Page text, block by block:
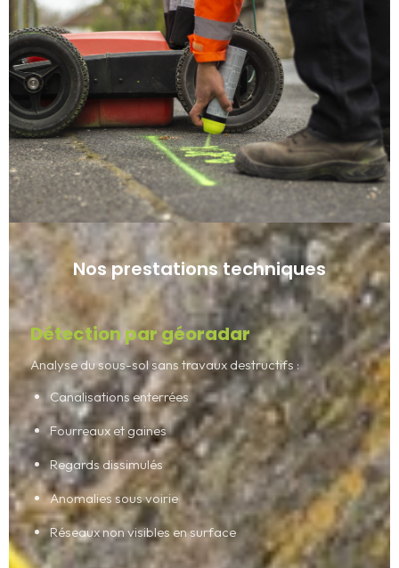
Nos prestations techniques
Détection par géoradar
Analyse du sous-sol sans travaux destructifs :
Canalisations enterrées
Fourreaux et gaines
Regards dissimulés
Anomalies sous voirie
Réseaux non visibles en surface